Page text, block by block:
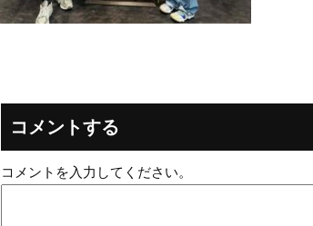
コメントする
コメントを入力してください。